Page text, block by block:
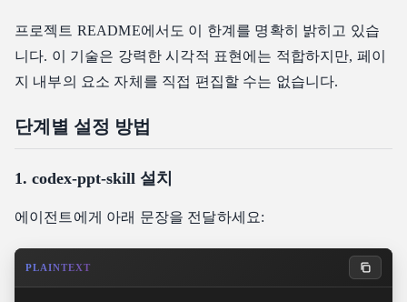
프로젝트 README에서도 이 한계를 명확히 밝히고 있습
니다. 이 기술은 강력한 시각적 표현에는 적합하지만, 페이
지 내부의 요소 자체를 직접 편집할 수는 없습니다.
단계별 설정 방법
1. codex-ppt-skill 설치
에이전트에게 아래 문장을 전달하세요:
PLAINTEXT